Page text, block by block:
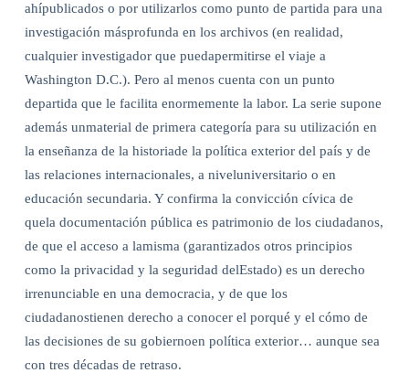
ahípublicados o por utilizarlos como punto de partida para una
investigación másprofunda en los archivos (en realidad,
cualquier investigador que puedapermitirse el viaje a
Washington D.C.). Pero al menos cuenta con un punto
departida que le facilita enormemente la labor. La serie supone
además unmaterial de primera categoría para su utilización en
la enseñanza de la historiade la política exterior del país y de
las relaciones internacionales, a niveluniversitario o en
educación secundaria. Y confirma la convicción cívica de
quela documentación pública es patrimonio de los ciudadanos,
de que el acceso a lamisma (garantizados otros principios
como la privacidad y la seguridad delEstado) es un derecho
irrenunciable en una democracia, y de que los
ciudadanostienen derecho a conocer el porqué y el cómo de
las decisiones de su gobiernoen política exterior… aunque sea
con tres décadas de retraso.